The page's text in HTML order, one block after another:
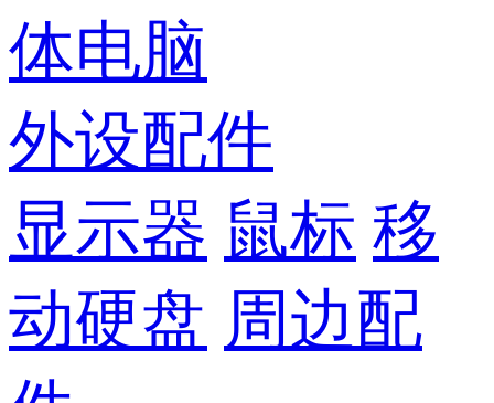
体电脑
外设配件
显示器 鼠标 移
动硬盘 周边配